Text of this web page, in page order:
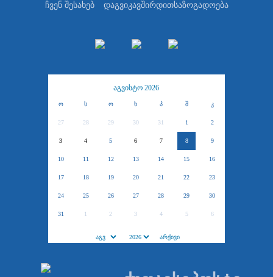
ჩვენ შესახებ დაგვიკავშირდითსაზოგადოება
აგვისტო 2026
ო ს ო ხ პ შ კ
27 28 29 30 31 1 2
3 4 5 6 7 8 9
10 11 12 13 14 15 16
17 18 19 20 21 22 23
24 25 26 27 28 29 30
31 1 2 3 4 5 6